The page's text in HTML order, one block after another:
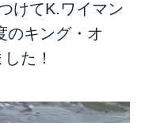
けてK.ワイマン
キング・オ
た！